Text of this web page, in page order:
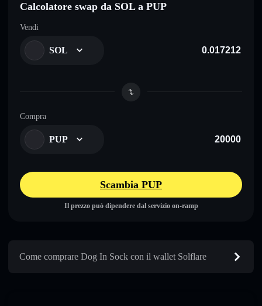
Calcolatore swap da SOL a PUP
Vendi
SOL
Compra
PUP
Scambia PUP
Il prezzo può dipendere dal servizio on-ramp
Come comprare Dog In Sock con il wallet Solflare